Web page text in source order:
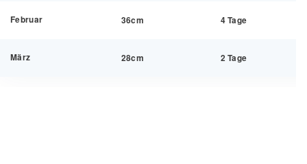
Februar 36cm 4 Tage
März 28cm 2 Tage